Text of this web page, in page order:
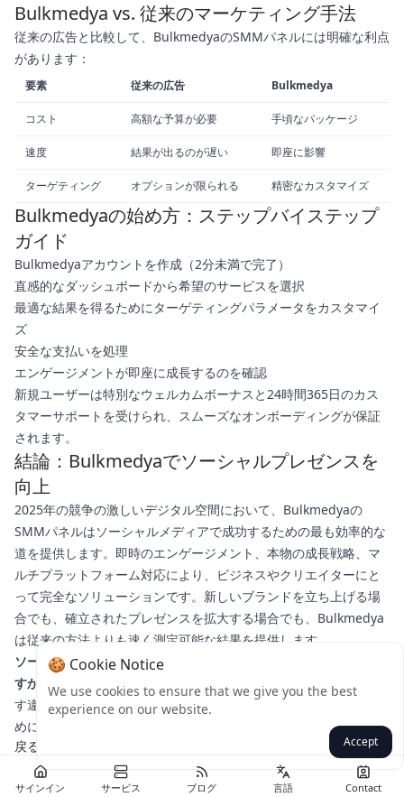
サインイン サービス ブログ 言語 Contact
Bulkmedya vs. 従来のマーケティング手法
従来の広告と比較して、BulkmedyaのSMMパネルには明確な利点
があります：
要素 従来の広告 Bulkmedya
コスト 高額な予算が必要 手頃なパッケージ
速度 結果が出るのが遅い 即座に影響
ターゲティング オプションが限られる 精密なカスタマイズ
Bulkmedyaの始め方：ステップバイステップ
ガイド
Bulkmedyaアカウントを作成（2分未満で完了）
直感的なダッシュボードから希望のサービスを選択
最適な結果を得るためにターゲティングパラメータをカスタマイ
ズ
安全な支払いを処理
エンゲージメントが即座に成長するのを確認
新規ユーザーは特別なウェルカムボーナスと24時間365日のカス
タマーサポートを受けられ、スムーズなオンボーディングが保証
されます。
結論：Bulkmedyaでソーシャルプレゼンスを
向上
2025年の競争の激しいデジタル空間において、Bulkmedyaの
SMMパネルはソーシャルメディアで成功するための最も効率的な
道を提供します。即時のエンゲージメント、本物の成長戦略、マ
ルチプラットフォーム対応により、ビジネスやクリエイターにと
って完全なソリューションです。新しいブランドを立ち上げる場
合でも、確立されたプレゼンスを拡大する場合でも、Bulkmedya
は従来の方法よりも速く測定可能な結果を提供します。
ソーシャルメディアのパフォーマンスを変える準備はできていま
すか？今すぐBulkmedyaを訪れ、プレミアムSMMパネルがもたら
す違いを体験してください。成長の可能性を最大限に引き出すた
めに、期間限定のオファーを活用しましょう。
戻る
🍪 Cookie Notice
We use cookies to ensure that we give you the best
experience on our website.
Accept